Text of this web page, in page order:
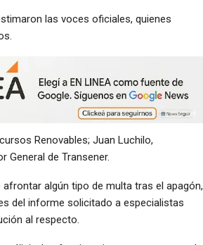
las voces oficiales, quienes
Renovables; Juan Luchilo,
General de Transener.
algún tipo de multa tras el apagón,
del informe solicitado a especialistas
al respecto.